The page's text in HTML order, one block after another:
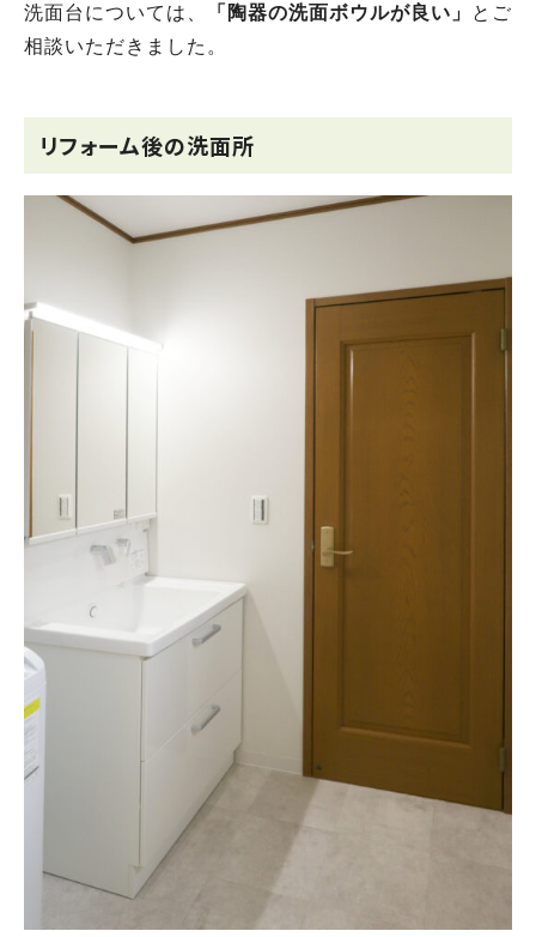
洗面台については、 「陶器の洗面ボウルが良い」
とご
相談いただきました。
リフォーム後の洗面所